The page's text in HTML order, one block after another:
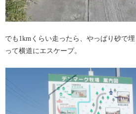
でも1kmくらい走ったら、やっぱり砂で
って横道にエスケープ。